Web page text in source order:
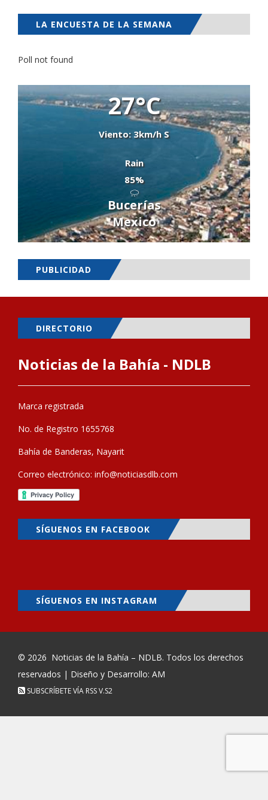
LA ENCUESTA DE LA SEMANA
Poll not found
27°C
Viento: 3km/h S
Rain
85%
Bucerías
Mexico
PUBLICIDAD
DIRECTORIO
Noticias de la Bahía - NDLB
Marca registrada
No. de Registro 1655768
Bahía de Banderas, Nayarit
Correo electrónico: info@noticiasdlb.com
SÍGUENOS EN FACEBOOK
SÍGUENOS EN INSTAGRAM
© 2026 Noticias de la Bahía – NDLB. Todos los derechos
reservados | Diseño y Desarrollo: AM
SUBSCRÍBETE VÍA RSSV.S2